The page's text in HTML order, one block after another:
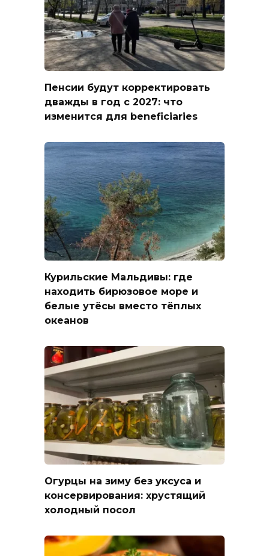
Пенсии будут корректировать
дважды в год с 2027: что
изменится для beneficiaries
Курильские Мальдивы: где
находить бирюзовое море и
белые утёсы вместо тёплых
океанов
Огурцы на зиму без уксуса и
консервирования: хрустящий
холодный посол